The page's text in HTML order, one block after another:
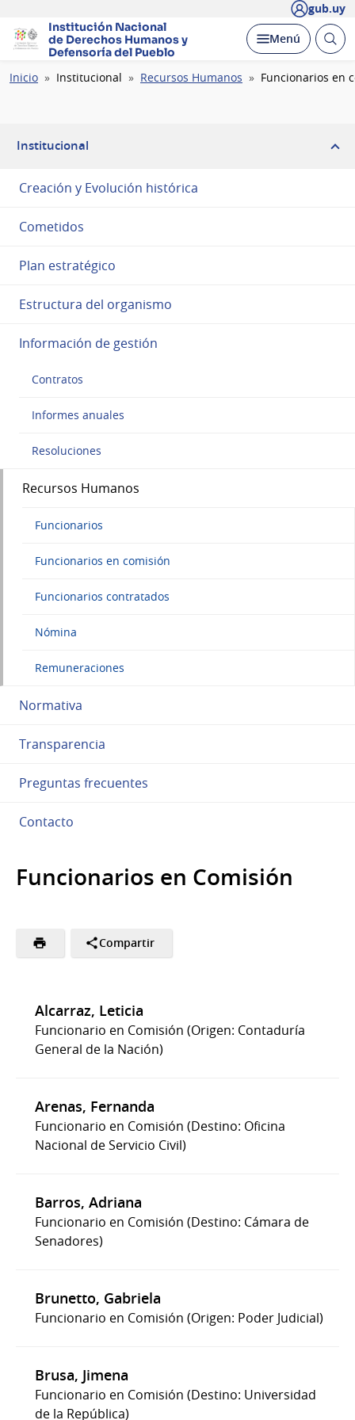
gub.uy
Institución Nacional
de Derechos Humanosy
Defensoría del Pueblo
Desplegar
Menú Abrir
Ruta
Inicio Institucional Recursos Humanos Funcionarios en
Institucional
Creación y Evolución histórica
Cometidos
Plan estratégico
Estructura del organismo
Información de gestión
Contratos
Informes anuales
Resoluciones
Recursos Humanos
Funcionarios
Funcionarios en comisión
Funcionarios contratados
Nómina
Remuneraciones
Normativa
Transparencia
Preguntas frecuentes
Contacto
Funcionarios en Comisión
Compartir
Alcarraz, Leticia
Funcionario en Comisión (Origen: Contaduría
General de la Nación)
Arenas, Fernanda
Funcionario en Comisión (Destino: Oficina
Nacional de Servicio Civil)
Barros, Adriana
Funcionario en Comisión (Destino: Cámara de
Senadores)
Brunetto, Gabriela
Funcionario en Comisión (Origen: Poder Judicial)
Brusa, Jimena
Funcionario en Comisión (Destino: Universidad
de la República)